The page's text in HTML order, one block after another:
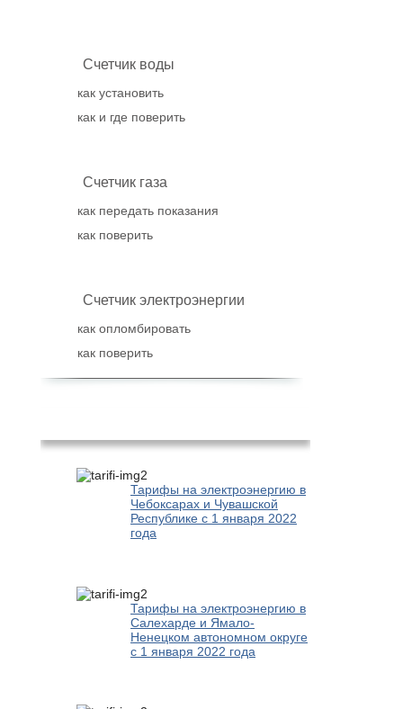
Счетчик воды
как установить
как и где поверить
Счетчик газа
как передать показания
как поверить
Счетчик электроэнергии
как опломбировать
как поверить
Тарифы на электроэнергию в
Чебоксарах и Чувашской
Республике с 1 января 2022
года
Тарифы на электроэнергию в
Салехарде и Ямало-
Ненецком автономном округе
с 1 января 2022 года